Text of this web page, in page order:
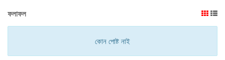
ফলাফল
কোন পোষ্ট নাই